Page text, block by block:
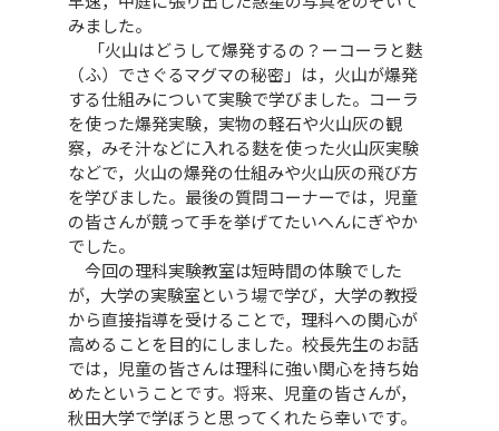
みました。
「火山はどうして爆発するの？ーコーラと麩
（ふ）でさぐるマグマの秘密」は，火山が爆発
する仕組みについて実験で学びました。コーラ
を使った爆発実験，実物の軽石や火山灰の観
察，みそ汁などに入れる麩を使った火山灰実験
などで，火山の爆発の仕組みや火山灰の飛び方
を学びました。最後の質問コーナーでは，児童
の皆さんが競って手を挙げてたいへんにぎやか
でした。
今回の理科実験教室は短時間の体験でした
が，大学の実験室という場で学び，大学の教授
から直接指導を受けることで，理科への関心が
高めることを目的にしました。校長先生のお話
では，児童の皆さんは理科に強い関心を持ち始
めたということです。将来、児童の皆さんが，
秋田大学で学ぼうと思ってくれたら幸いです。